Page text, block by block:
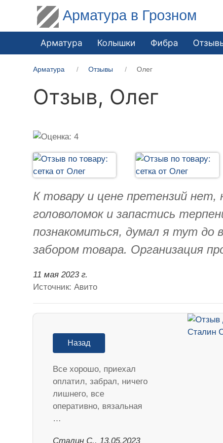
Арматура в Грозном
Арматура Колышки Фибра
Арматура Отзывы Олег
Отзыв, Олег
К товару и цене претензий
головоломок и запастись
познакомиться, думал я тут до
забором товара. Организация
11 мая 2023 г.
Источник: Авито
Назад
Все хорошо, приехал
оплатил, забрал, ничего
лишнего, все
оперативно, вязальная
…
Сталин С., 13.05.2023